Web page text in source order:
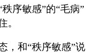
序敏感”的“毛病”
。
，和“秩序敏感”说